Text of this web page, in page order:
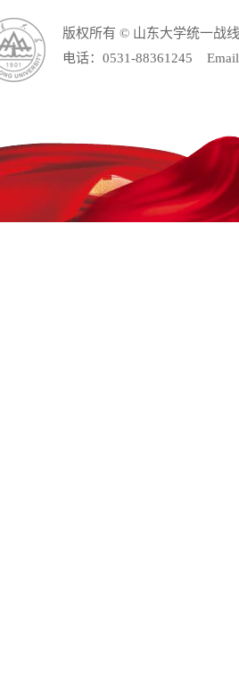
版权所有 © 山东大学统一战
电话：0531-88361245